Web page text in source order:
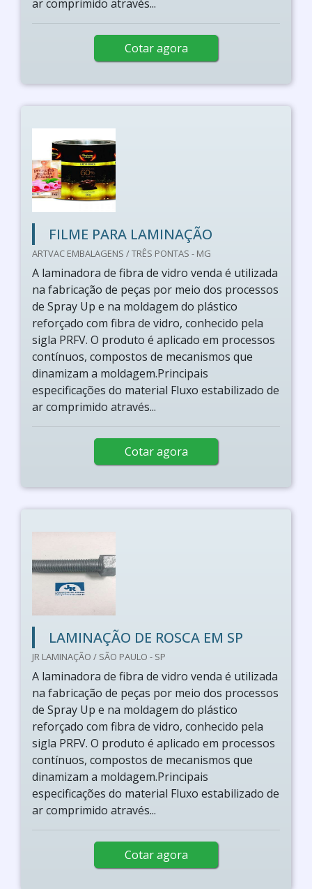
ar comprimido através...
Cotar agora
FILME PARA LAMINAÇÃO
ARTVAC EMBALAGENS / TRÊS PONTAS - MG
A laminadora de fibra de vidro venda é utilizada
na fabricação de peças por meio dos processos
de Spray Up e na moldagem do plástico
reforçado com fibra de vidro, conhecido pela
sigla PRFV. O produto é aplicado em processos
contínuos, compostos de mecanismos que
dinamizam a moldagem.Principais
especificações do material Fluxo estabilizado de
ar comprimido através...
Cotar agora
LAMINAÇÃO DE ROSCA EM SP
JR LAMINAÇÃO / SÃO PAULO - SP
A laminadora de fibra de vidro venda é utilizada
na fabricação de peças por meio dos processos
de Spray Up e na moldagem do plástico
reforçado com fibra de vidro, conhecido pela
sigla PRFV. O produto é aplicado em processos
contínuos, compostos de mecanismos que
dinamizam a moldagem.Principais
especificações do material Fluxo estabilizado de
ar comprimido através...
Cotar agora